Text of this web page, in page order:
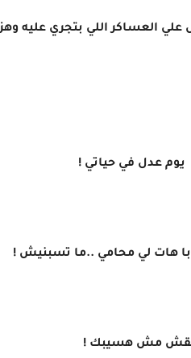
العساكر اللي بتجري عليه
عدل في حياتي !
هات لي محامي ..ما تسبنيش !
مش هسيبك !